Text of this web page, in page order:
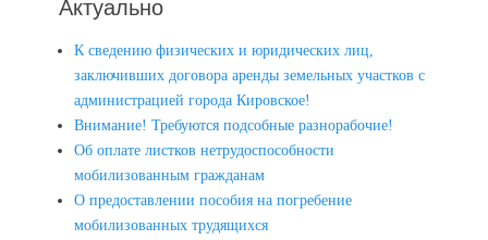
Актуально
К сведению физических и юридических лиц,
заключивших договора аренды земельных участков с
администрацией города Кировское!
Внимание! Требуются подсобные разнорабочие!
Об оплате листков нетрудоспособности
мобилизованным гражданам
О предоставлении пособия на погребение
мобилизованных трудящихся